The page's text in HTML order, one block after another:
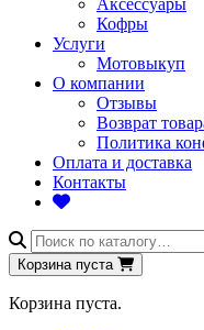
Аксессуары
Кофры
Услуги
Мотовыкуп
О компании
Отзывы
Возврат
Политика
Оплата и доставка
Контакты
Поиск
товаров
Корзина пуста
Корзина пуста.